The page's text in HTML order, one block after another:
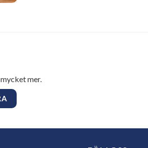
mer.